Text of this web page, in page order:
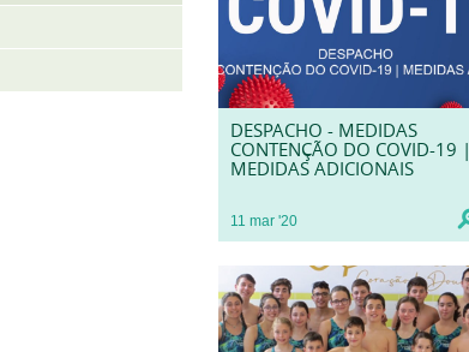
DESPACHO - MEDIDAS
CONTENÇÃO DO COVID-19 |
MEDIDAS ADICIONAIS
11 mar '20